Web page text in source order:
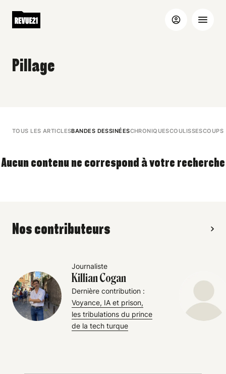
Pillage
TOUS LES ARTICLESBANDES DESSINÉESCHRONIQUESCOULISSESCOUPS
Aucun contenu ne correspond à votre recherche
Nos contributeurs
Journaliste
Killian Cogan
Dernière contribution :
Voyance, IA et prison,
les tribulations du prince
de la tech turque